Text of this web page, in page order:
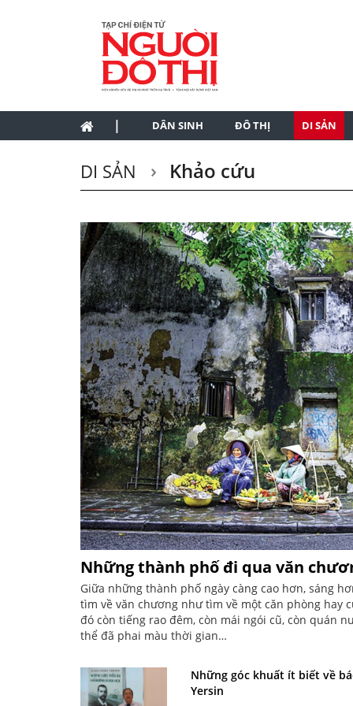
| DÂN SINH ĐÔ THỊ DI SẢN
DI SẢN Khảo cứu
Những thành phố đi qua văn
Giữa những thành phố ngày càng cao hơn, sáng
tìm về văn chương như tìm về một căn phòng hay
đó còn tiếng rao đêm, còn mái ngói cũ, còn quán
thể đã phai màu thời gian…
Những góc khuất ít biết về
Yersin